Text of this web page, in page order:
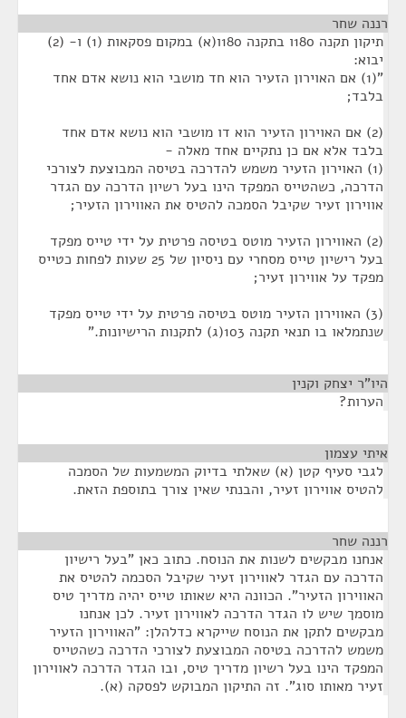
רננה שחר
תיקון תקנה 180ו בתקנה 180ו(א) במקום פסקאות (1) ו- (2)
יבוא:
"(1) אם האוירון הזעיר הוא חד מושבי הוא נושא אדם אחד
בלבד;
(2) אם האוירון הזעיר הוא דו מושבי הוא נושא אדם אחד
בלבד אלא אם כן נתקיים אחד מאלה -
(1) האוירון הזעיר משמש להדרכה בטיסה המבוצעת לצורכי
הדרכה, כשהטייס המפקד הינו בעל רשיון הדרכה עם הגדר
אווירון זעיר שקיבל הסמכה להטיס את האווירון הזעיר;
(2) האווירון הזעיר מוטס בטיסה פרטית על ידי טייס מפקד
בעל רישיון טייס מסחרי עם ניסיון של 25 שעות לפחות כטייס
מפקד על אווירון זעיר;
(3) האווירון הזעיר מוטס בטיסה פרטית על ידי טייס מפקד
שנתמלאו בו תנאי תקנה 103(ג) לתקנות הרישיונות."
היו"ר יצחק וקנין
הערות?
איתי עצמון
לגבי סעיף קטן (א) שאלתי בדיוק המשמעות של הסמכה
להטיס אווירון זעיר, והבנתי שאין צורך בתוספת הזאת.
רננה שחר
אנחנו מבקשים לשנות את הנוסח. כתוב כאן "בעל רישיון
הדרכה עם הגדר לאווירון זעיר שקיבל הסכמה להטיס את
האווירון הזעיר". הכוונה היא שאותו טייס יהיה מדריך טיס
מוסמך שיש לו הגדר הדרכה לאווירון זעיר. לכן אנחנו
מבקשים לתקן את הנוסח שייקרא כדלהלן: "האווירון הזעיר
משמש להדרכה בטיסה המבוצעת לצורכי הדרכה כשהטייס
המפקד הינו בעל רשיון מדריך טיס, ובו הגדר הדרכה לאווירון
זעיר מאותו סוג". זה התיקון המבוקש לפסקה (א).